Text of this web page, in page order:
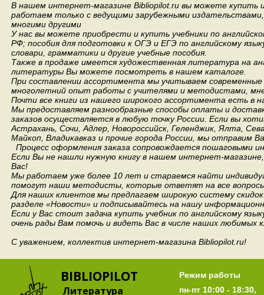
В нашем интернет-магазине Bibliopilot.ru вы можете купить
работаем только с ведущими зарубежными издательствами,
многими другими
У нас вы можете приобрести и купить учебники по
РФ; пособия для подготовки к ОГЭ и ЕГЭ по английскому
словари, грамматики и другие учебные пособия.
Также в продаже имеется художественная литература на
литературы Вы можете посмотреть в нашем каталоге.
При составлении ассортимента мы учитываем
многолетний опыт работы с учителями и методистами,
Почти все книги из нашего широкого ассортимента есть в
Мы предоставляем разнообразные способы оплаты и
заказов осуществляется в любую точку России. Если вы
Астрахань, Сочи, Адлер, Новороссийск, Геленджик, Ялта,
Майкоп, Владикавказ и прочие города России, мы отправим
Процесс оформления заказа сопровождается пошаговыми
Если Вы не нашли нужную книгу в нашем интернет-
Вас!
Мы работаем уже более 10 лет и стараемся найти
помогут наши методисты, которые ответят на все
Для наших клиентов мы предлагаем широкую систему
разделе «Новости» и подписывайтесь на нашу
Если у Вас стоит задача купить учебник по английскому
очень рады Вам помочь и видеть Вас в числе наших любимых
С уважением, коллектив интернет-магазина Bibliopilot.ru!
BIBLIOPILOT
Литература
Режим работы
пн-пт 10:00 - 18:30,